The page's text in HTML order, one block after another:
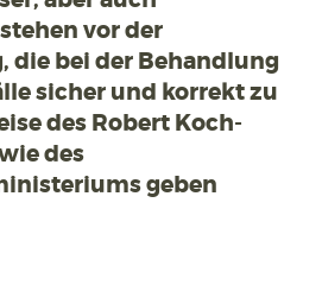
vor der
die bei der Behandlung
sicher und korrekt zu
des Robert Koch-
des
geben